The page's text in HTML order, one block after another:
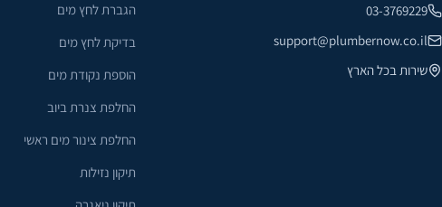
03-3769229
support@plumbernow.co.il
שירות בכל הארץ
הגברת לחץ מים
בדיקת לחץ מים
הוספת נקודת מים
החלפת צנרת ביוב
החלפת צינור מים ראשי
תיקון נזילות